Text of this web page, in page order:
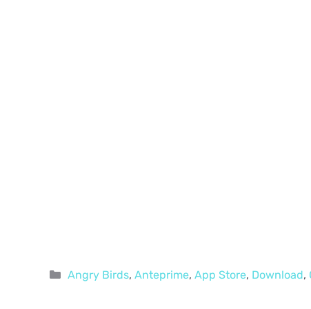
Categorie
Angry Birds, Anteprime, App Store, Download,